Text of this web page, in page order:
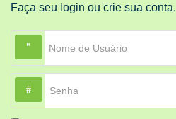
Faça seu login ou crie sua conta.